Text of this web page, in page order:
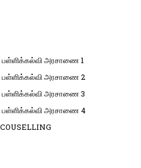
| பள்ளிக்கல்வி அரசாணை 1
| பள்ளிக்கல்வி அரசாணை 2
| பள்ளிக்கல்வி அரசாணை 3
| பள்ளிக்கல்வி அரசாணை 4